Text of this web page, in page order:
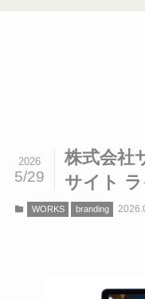
株式会社
サイト
2026
5/29
WORKS branding